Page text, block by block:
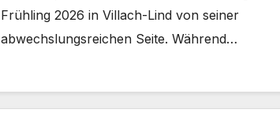
Frühling 2026 in Villach-Lind von seiner
abwechslungsreichen Seite. Während…